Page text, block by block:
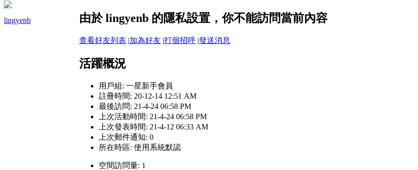
lingyenb 由於 lingyenb 的隱私設置，你不能訪問當前內容
查看好友列表 |加為好友 |打個招呼 |發送消息
活躍概況
用戶組: 一星新手會員
註冊時間: 20-12-14 12:51 AM
最後訪問: 21-4-24 06:58 PM
上次活動時間: 21-4-24 06:58 PM
上次發表時間: 21-4-12 06:33 AM
上次郵件通知: 0
所在時區: 使用系統默認
空間訪問量: 1